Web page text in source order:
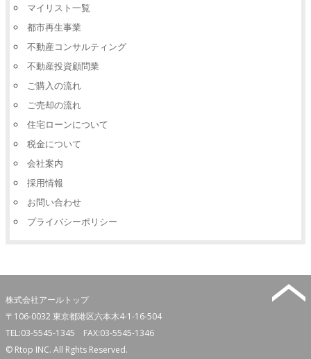
マイリスト一覧
都市再生事業
不動産コンサルティング
不動産投資顧問業
ご購入の流れ
ご売却の流れ
住宅ローンについて
税金について
会社案内
採用情報
お問い合わせ
プライバシーポリシー
株式会社アールトップ
〒106-0032 東京都港区六本木4-1-16-504
TEL:03-5545-1345 FAX:03-5545-1346
© Rtop INC. All Rghts Reserved.